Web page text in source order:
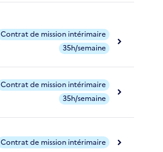
Contrat de mission intérimaire
35h/semaine
Contrat de mission intérimaire
35h/semaine
Contrat de mission intérimaire